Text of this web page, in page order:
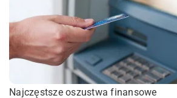
Najczęstsze oszustwa finansowe